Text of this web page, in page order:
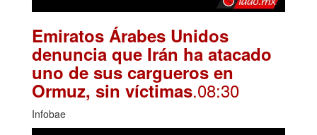
Emiratos Árabes Unidos
denuncia que Irán ha atacado
uno de sus cargueros en
Ormuz, sin víctimas.08:30
Infobae